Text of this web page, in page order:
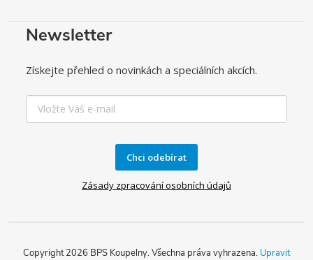
Newsletter
Získejte přehled o novinkách a speciálních akcích.
Chci odebírat
Zásady zpracování osobních údajů
Copyright 2026 BPS Koupelny. Všechna práva vyhrazena. Upravit